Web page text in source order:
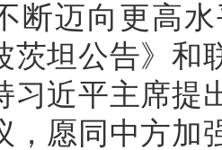
断迈向更高
茨坦公告》和
习近平主席提
，愿同中方加